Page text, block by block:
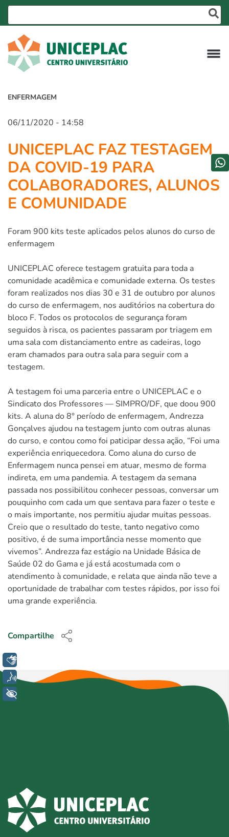
ENFERMAGEM
06/11/2020 - 14:58
UNICEPLAC FAZ TESTAGEM
DA COVID-19 PARA
COLABORADORES, ALUNOS
E COMUNIDADE
Foram 900 kits teste aplicados pelos alunos do curso de
enfermagem
UNICEPLAC oferece testagem gratuita para toda a
comunidade acadêmica e comunidade externa. Os testes
foram realizados nos dias 30 e 31 de outubro por alunos
do curso de enfermagem, nos auditórios na cobertura do
bloco F. Todos os protocolos de segurança foram
seguidos à risca, os pacientes passaram por triagem em
uma sala com distanciamento entre as cadeiras, logo
eram chamados para outra sala para seguir com a
testagem.
A testagem foi uma parceria entre o UNICEPLAC e o
Sindicato dos Professores — SIMPRO/DF, que doou 900
kits. A aluna do 8° período de enfermagem, Andrezza
Gonçalves ajudou na testagem junto com outras alunas
do curso, e contou como foi paticipar dessa ação, “Foi uma
experiência enriquecedora. Como aluna do curso de
Enfermagem nunca pensei em atuar, mesmo de forma
indireta, em uma pandemia. A testagem da semana
passada nos possibilitou conhecer pessoas, conversar um
pouquinho com cada um que sentava para fazer o teste e
o mais importante, nos permitiu ajudar muitas pessoas.
Creio que o resultado do teste, tanto negativo como
positivo, é de suma importância nesse momento que
vivemos”. Andrezza faz estágio na Unidade Básica de
Saúde 02 do Gama e já está acostumada com o
atendimento à comunidade, e relata que ainda não teve a
oportunidade de trabalhar com testes rápidos, por isso foi
uma grande experiência.
Compartilhe
Voz